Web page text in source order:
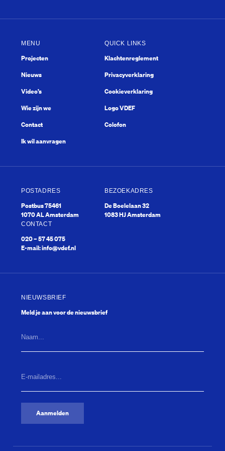
What’s next?
MENU
Projecten
Nieuws
Video’s
Wie zijn we
Contact
Ik wil aanvragen
QUICK LINKS
Klachtenreglement
Privacyverklaring
Cookieverklaring
Logo VDEF
Colofon
POSTADRES
Postbus 75461
1070 AL Amsterdam
BEZOEKADRES
De Boelelaan 32
1083 HJ Amsterdam
CONTACT
020 – 57 45 075
E-mail:info@vdef.nl
NIEUWSBRIEF
Meld je aan voor de nieuwsbrief
mailadres...
(Vereist)
Aanmelden